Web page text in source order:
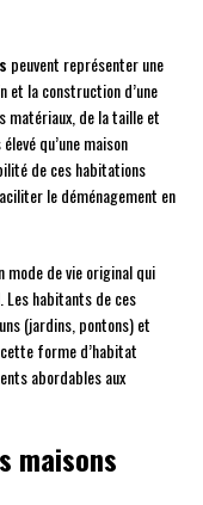
peuvent représenter une
et la construction d’une
matériaux, de la taille et
qu’une maison
de ces habitations
le déménagement en
mode de vie original qui
Les habitants de ces
(jardins, pontons) et
forme d’habitat
abordables aux
maisons